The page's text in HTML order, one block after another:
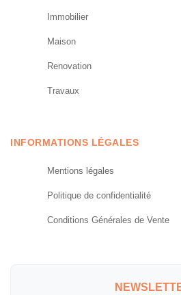
Immobilier
Maison
Renovation
Travaux
INFORMATIONS LÉGALES
Mentions légales
Politique de confidentialité
Conditions Générales de Vente